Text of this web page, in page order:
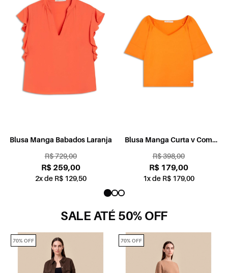
Blusa Manga Babados Laranja
R$ 729,00
R$ 259,00
2x de R$ 129,50
Blusa Manga Curta v Com
R$ 398,00
R$ 179,00
1x de R$ 179,00
SALE ATÉ 50% OFF
70% OFF 70% OFF